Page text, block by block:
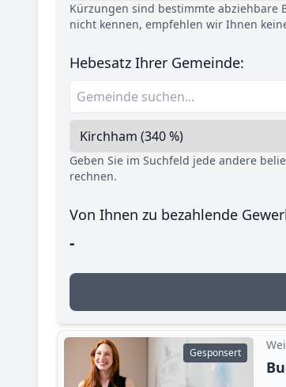
Kürzungen sind bestimmte abziehbare
nicht kennen, empfehlen wir Ihnen
Hebesatz Ihrer Gemeinde:
Geben Sie im Suchfeld jede andere
rechnen.
Von Ihnen zu bezahlende
-
Gesponsert